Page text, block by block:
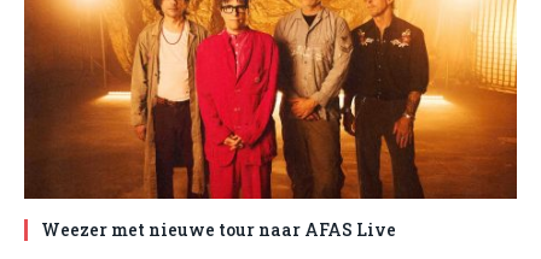
Weezer met nieuwe tour naar AFAS Live